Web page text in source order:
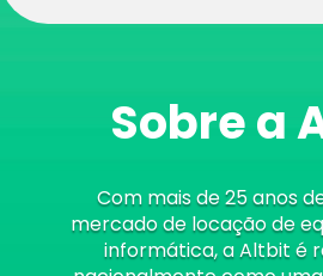
Sobre a
Com mais de 25 anos
mercado de locação de
informática, a Altbit é